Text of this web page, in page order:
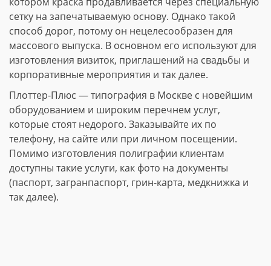
сетку на запечатываемую основу. Однако такой
способ дорог, потому он нецелесообразен для
массового выпуска. В основном его используют для
изготовления визиток, приглашений на свадьбы и
корпоративные мероприятия и так далее.
Плоттер-Плюс — типография в Москве с новейшим
оборудованием и широким перечнем услуг,
которые стоят недорого. Заказывайте их по
телефону, на сайте или при личном посещении.
Помимо изготовления полиграфии клиентам
доступны такие услуги, как фото на документы
(паспорт, загранпаспорт, грин-карта, медкнижка и
так далее).